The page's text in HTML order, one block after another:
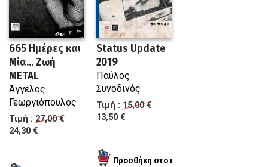
665 Ημέρες και
Μία... Ζωή
METAL
Άγγελος
Γεωργιόπουλος
Τιμή : 27,00 €
24,30 €
Status Update
2019
Παύλος
Συνοδινός
Τιμή : 15,00 €
13,50 €